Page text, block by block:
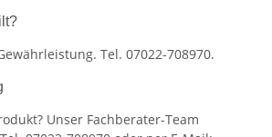
Tel. 07022-708970.
Unser Fachberater-Team